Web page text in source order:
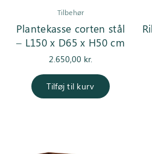
Tilbehør
Plantekasse corten stål
– L150 x D65 x H50 cm
2.650,00 kr.
Tilføj til kurv